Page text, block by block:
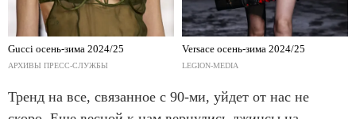
Gucci осень-зима 2024/25
АРХИВЫ ПРЕСС-СЛУЖБЫ
Versace осень-зима 2024/25
LEGION-MEDIA
Тренд на все, связанное с 90-ми, уйдет от нас не